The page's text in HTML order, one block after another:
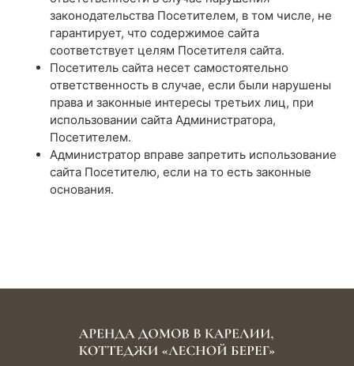
законодательства Посетителем, в том числе, не
гарантирует, что содержимое сайта
соответствует целям Посетителя сайта.
Посетитель сайта несет самостоятельно
ответственность в случае, если были нарушены
права и законные интересы третьих лиц, при
использовании сайта Администратора,
Посетителем.
Администратор вправе запретить использование
сайта Посетителю, если на то есть законные
основания.